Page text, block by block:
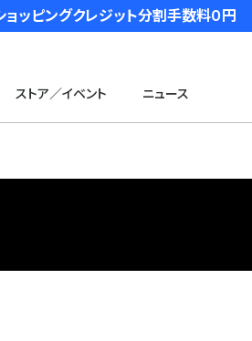
ッピングクレジット分割手数料０円
ストア／イベント ニュース